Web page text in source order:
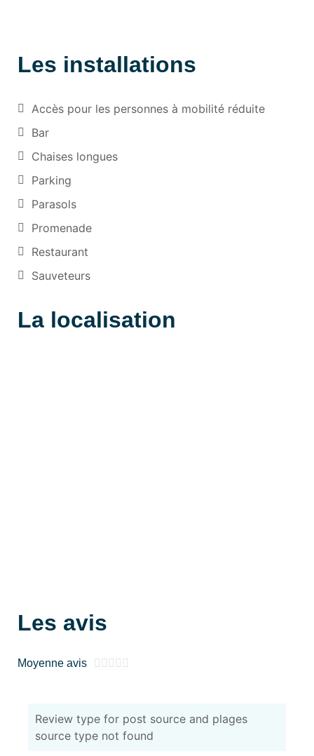
Les installations
Accès pour les personnes à mobilité réduite
Bar
Chaises longues
Parking
Parasols
Promenade
Restaurant
Sauveteurs
La localisation
Les avis
Moyenne avis     
Review type for post source and plages
source type not found